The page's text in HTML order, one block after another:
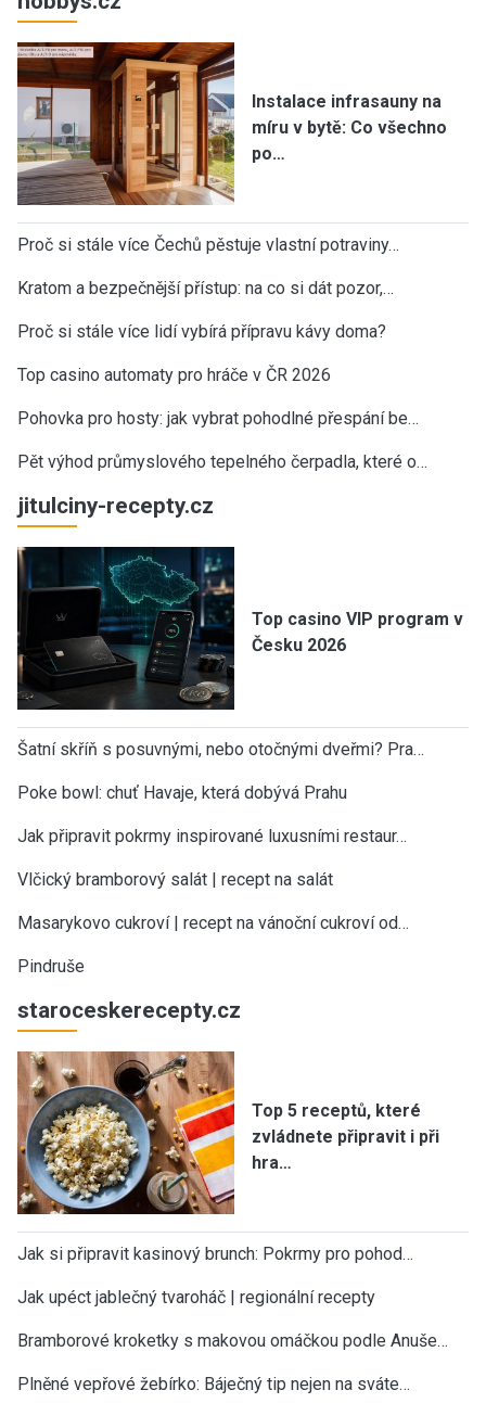
Instalace infrasauny na
míru v bytě: Co všechno
po…
Proč si stále více Čechů pěstuje vlastní potraviny…
Kratom a bezpečnější přístup: na co si dát pozor,…
Proč si stále více lidí vybírá přípravu kávy doma?
Top casino automaty pro hráče v ČR 2026
Pohovka pro hosty: jak vybrat pohodlné přespání be…
Pět výhod průmyslového tepelného čerpadla, které o…
jitulciny-recepty.cz
Top casino VIP program v
Česku 2026
Šatní skříň s posuvnými, nebo otočnými dveřmi? Pra…
Poke bowl: chuť Havaje, která dobývá Prahu
Jak připravit pokrmy inspirované luxusními restaur…
Vlčický bramborový salát | recept na salát
Masarykovo cukroví | recept na vánoční cukroví od…
Pindruše
staroceskerecepty.cz
Top 5 receptů, které
zvládnete připravit i při
hra…
Jak si připravit kasinový brunch: Pokrmy pro pohod…
Jak upéct jablečný tvaroháč | regionální recepty
Bramborové kroketky s makovou omáčkou podle Anuše…
Plněné vepřové žebírko: Báječný tip nejen na sváte…